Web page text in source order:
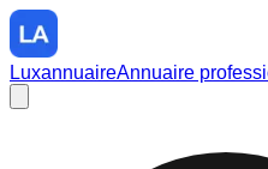
LuxannuaireAnnuaire